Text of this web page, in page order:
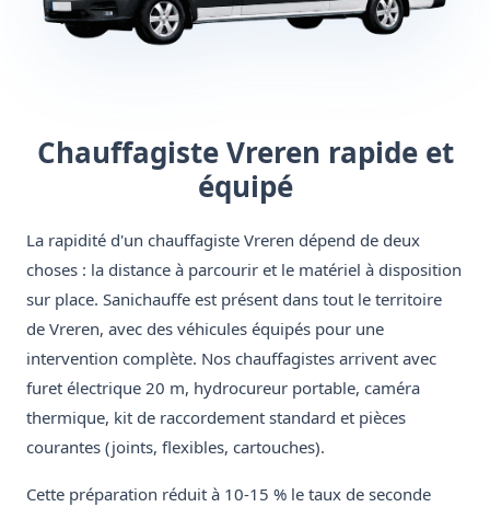
Chauffagiste Vreren rapide et
équipé
La rapidité d'un chauffagiste Vreren dépend de deux
choses : la distance à parcourir et le matériel à disposition
sur place. Sanichauffe est présent dans tout le territoire
de Vreren, avec des véhicules équipés pour une
intervention complète. Nos chauffagistes arrivent avec
furet électrique 20 m, hydrocureur portable, caméra
thermique, kit de raccordement standard et pièces
courantes (joints, flexibles, cartouches).
Cette préparation réduit à 10-15 % le taux de seconde